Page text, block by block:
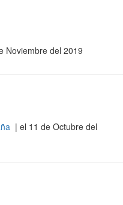
Noviembre del 2019
| el 11 de Octubre del